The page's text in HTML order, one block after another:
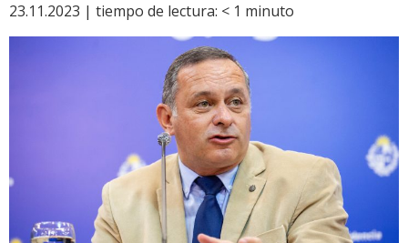
23.11.2023 | tiempo de lectura: < 1 minuto